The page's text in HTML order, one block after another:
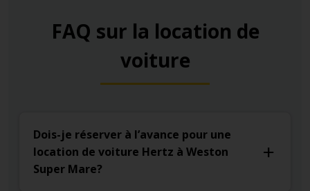
FAQ sur la location de
voiture
Dois-je réserver à l’avance pour une
location de voiture Hertz à Weston
Super Mare?